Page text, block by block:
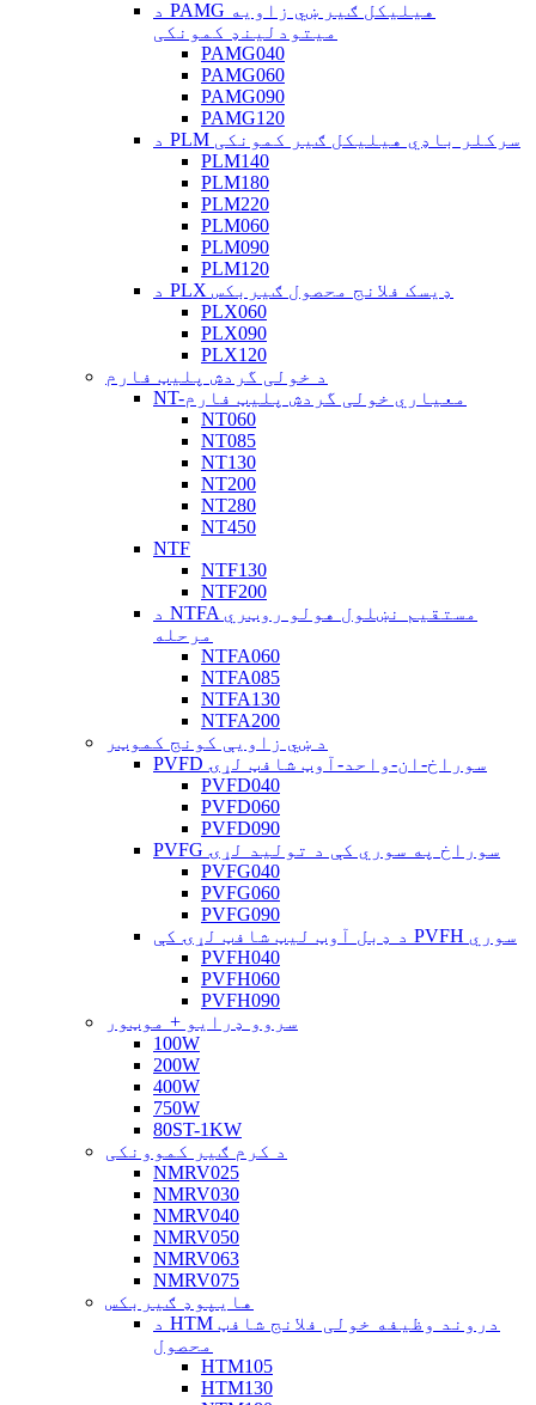
د PAMG هیلیکل ګیر ښي زاویه
میتودلینډ کمونکی
PAMG040
PAMG060
PAMG090
PAMG120
د PLM سرکلر باډي هیلیکل ګیر کمونکی
PLM140
PLM180
PLM220
PLM060
PLM090
PLM120
د PLX ډیسک فلانج محصول ګیربکس
PLX060
PLX090
PLX120
د خولی گردش پلیټ فارم
NT-معیاري خولی گردش پلیټ فارم
NT060
NT085
NT130
NT200
NT280
NT450
NTF
NTF130
NTF200
د NTFA مستقیم نښلول هولو روټري
مرحله
NTFA060
NTFA085
NTFA130
NTFA200
د ښي زاویې کونج کموټر
PVFD سوراخ-ان-واحد-آوټ شافټ لړۍ
PVFD040
PVFD060
PVFD090
PVFG سوراخ په سوري کې د تولید لړۍ
PVFG040
PVFG060
PVFG090
د ډبل آوټ لیټ شافټ لړۍ کې PVFH سوري
PVFH040
PVFH060
PVFH090
سروو ډرایو + موټور
100W
200W
400W
750W
80ST-1KW
د کرم ګیر کموونکی
NMRV025
NMRV030
NMRV040
NMRV050
NMRV063
NMRV075
هایپوډ ګیربکس
د HTM دروند وظیفه خولی فلانج شافټ
محصول
HTM105
HTM130